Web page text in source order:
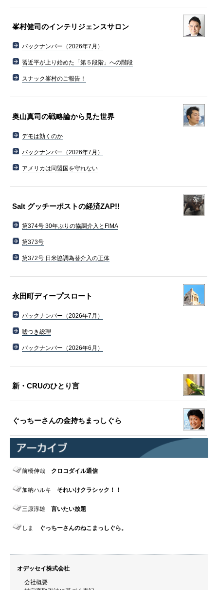
峯村健司のインテリジェンスサロン
バックナンバー（2026年7月）
習近平が上り始めた「第５段階」への階段
スナック峯村のご報告！
奥山真司の戦略論から見た世界
デモは効くのか
バックナンバー（2026年7月）
アメリカは同盟国を守れない
Salt グッチーポストの経済ZAP!!
第374号 30年ぶりの協調介入とFIMA
第373号
第372号 日米協調為替介入の正体
永田町ディープスロート
バックナンバー（2026年7月）
嘘つき総理
バックナンバー（2026年6月）
新・CRUのひとり言
ぐっちーさんの金持ちまっしぐら
前橋伸哉 クロコダイル通信
加納ハルキ それいけクラシック！！
三原淳雄 言いたい放題
しま ぐっちーさんのねこまっしぐら。
オデッセイ株式会社
会社概要